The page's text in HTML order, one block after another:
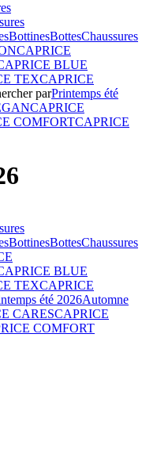
BottinesBottesChaussures
CAPRICE
BLUE
TEXCAPRICE
parPrintemps été
CAPRICE
COMFORTCAPRICE
BottinesBottesChaussures
BLUE
TEXCAPRICE
été 2026Automne
CARESCAPRICE
COMFORT